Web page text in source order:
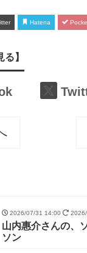
Hatena
】
2026/07/31 14:00
山内惠介さんの、
ソン